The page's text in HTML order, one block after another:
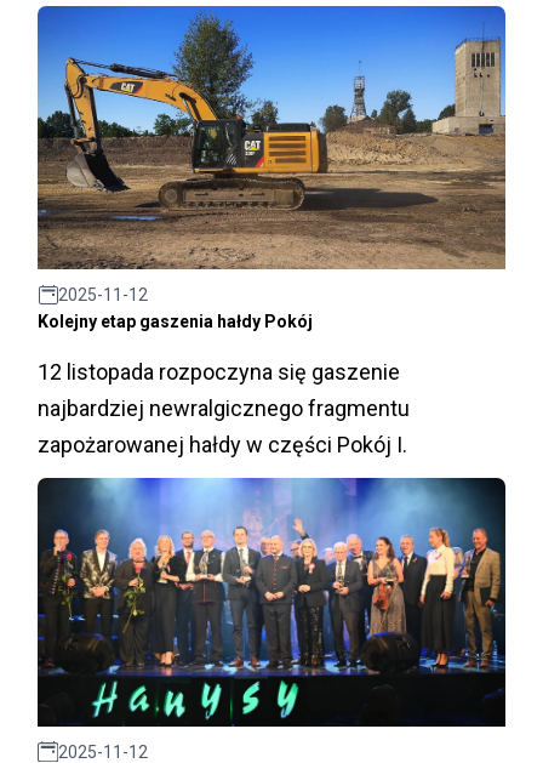
2025-11-12
Kolejny etap gaszenia hałdy Pokój
12 listopada rozpoczyna się gaszenie
najbardziej newralgicznego fragmentu
zapożarowanej hałdy w części Pokój I.
2025-11-12